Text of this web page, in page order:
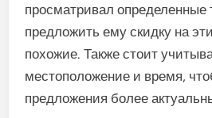
просматривал
предложить ему скидку на
похожие. Также стоит
местоположение и время,
предложения более